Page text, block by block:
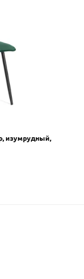
изумрудный,